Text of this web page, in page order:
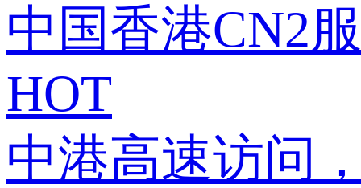
中国香港CN2
HOT
中港高速访问